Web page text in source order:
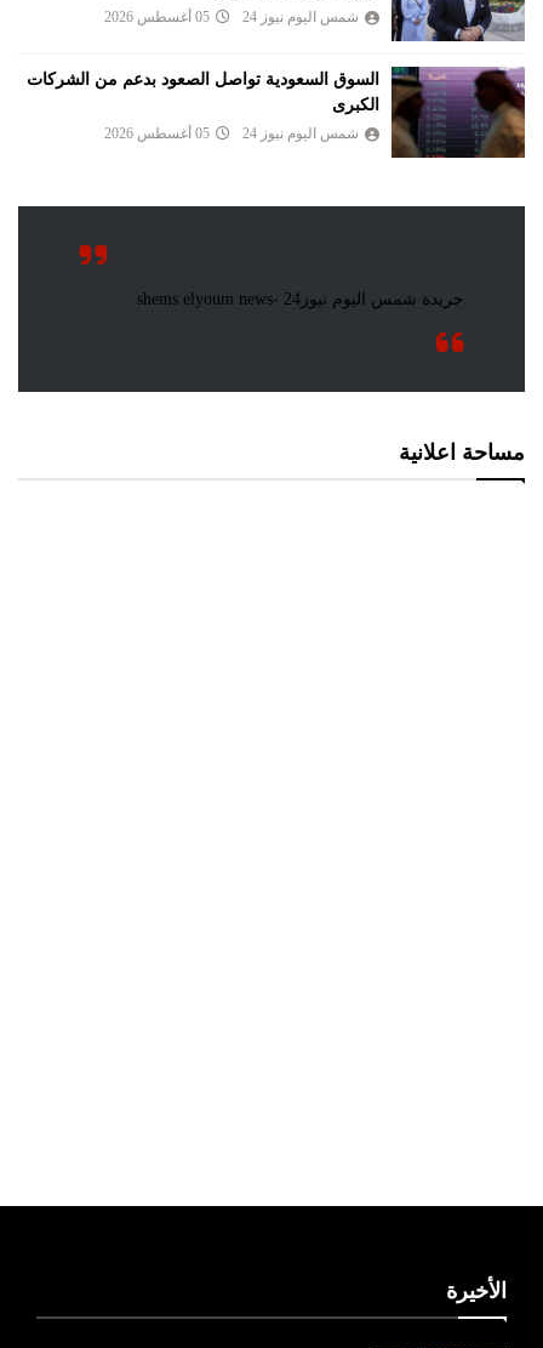
شمس اليوم نيوز 24 05 أغسطس 2026
السوق السعودية تواصل الصعود بدعم من الشركات
الكبرى
شمس اليوم نيوز 24 05 أغسطس 2026
مساحة اعلانية
الأخيرة